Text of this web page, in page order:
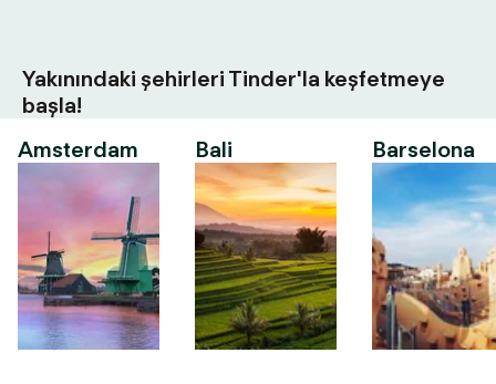
Yakınındaki şehirleri Tinder'la keşfetmeye
başla!
Amsterdam
Bali Barselona